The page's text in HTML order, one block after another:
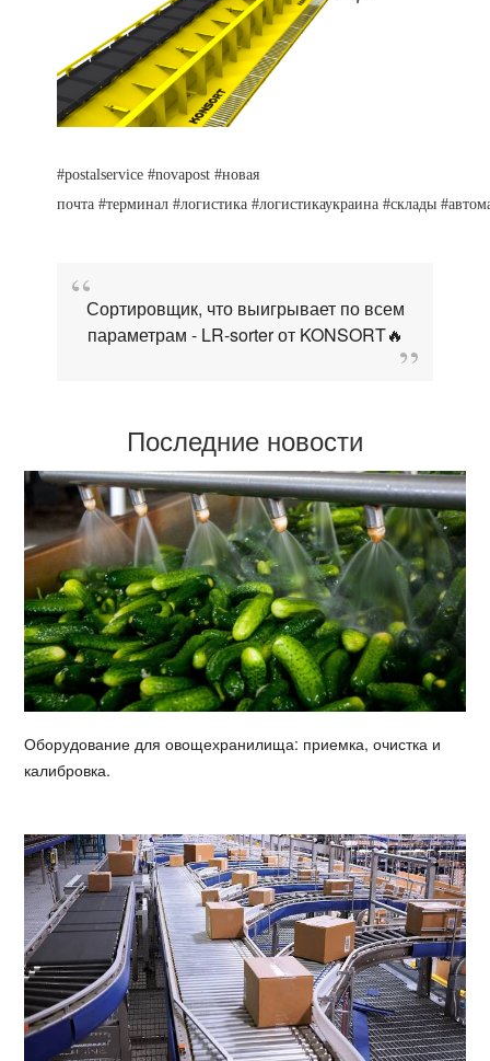
#postalservice #novapost #новая
почта #терминал #логистика #логистикаукраина #склады
Сортировщик, что выигрывает по всем
параметрам - LR-sorter от KONSORT🔥
Последние новости
Оборудование для овощехранилища: приемка, очистка и
калибровка.